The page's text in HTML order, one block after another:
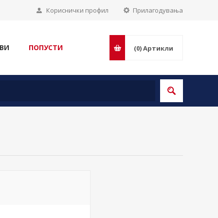
Прилагодувања
Кориснички профил
ПОПУСТИ (0)Артикли